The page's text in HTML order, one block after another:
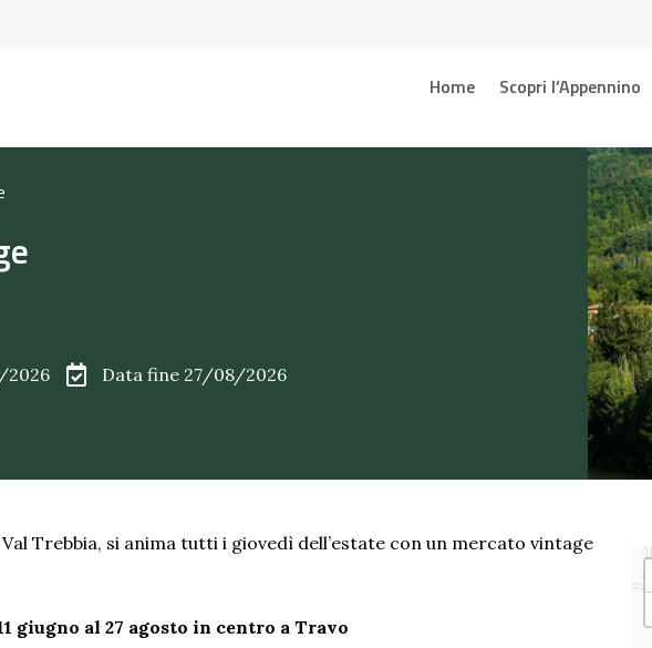
Home Scopri l’Appennino
2026
Data fine 27/08/2026
Val Trebbia, si anima tutti i giovedì dell’estate con un mercato vintage
giugno al 27 agosto in centro a Travo